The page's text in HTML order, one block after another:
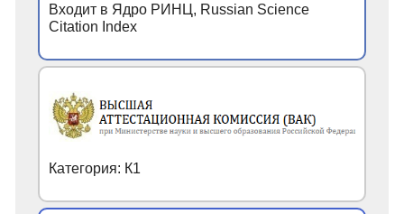
Входит в Ядро РИНЦ, Russian Science
Citation Index
Категория: К1